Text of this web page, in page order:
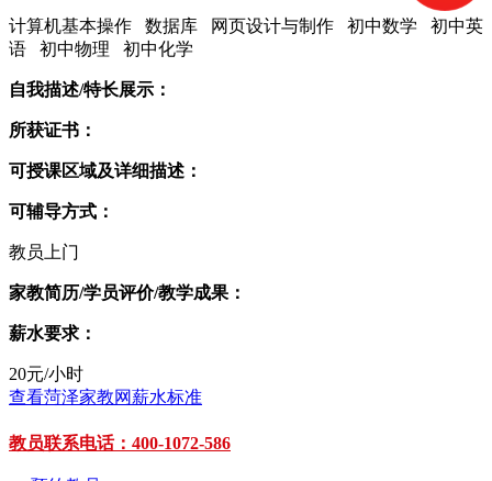
计算机基本操作 数据库 网页设计与制作 初中数学 初中英
语 初中物理 初中化学
自我描述/特长展示：
所获证书：
可授课区域及详细描述：
可辅导方式：
教员上门
家教简历/学员评价/教学成果：
薪水要求：
20元/小时
查看菏泽家教网薪水标准
教员联系电话：400-1072-586